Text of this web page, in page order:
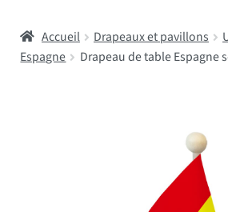
Écoles
Accueil Drapeaux et pavillons
Espagne
Drapeau de table Espagne